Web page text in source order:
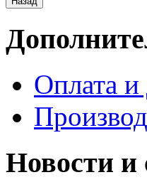
Оплата и
Новости и